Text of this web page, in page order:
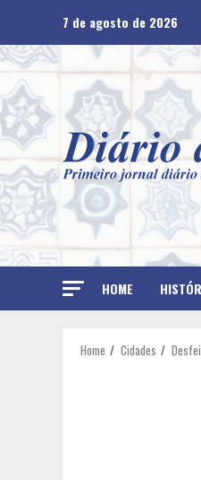
content
7 de agosto de 2026
HOME
Home Cidades